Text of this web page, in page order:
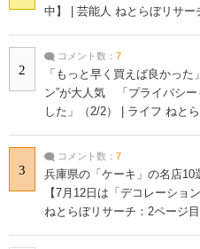
中】 | 芸能人 ねとらぼリサー
2
コメント数： 7
「もっと早く買えば良かっ
ン”が大人気 「プライバシー
した」（2/2） | ライフ ねと
3
コメント数： 7
兵庫県の「ケーキ」の名店
【7月12日は「デコレーショ
ねとらぼリサーチ：2ページ目